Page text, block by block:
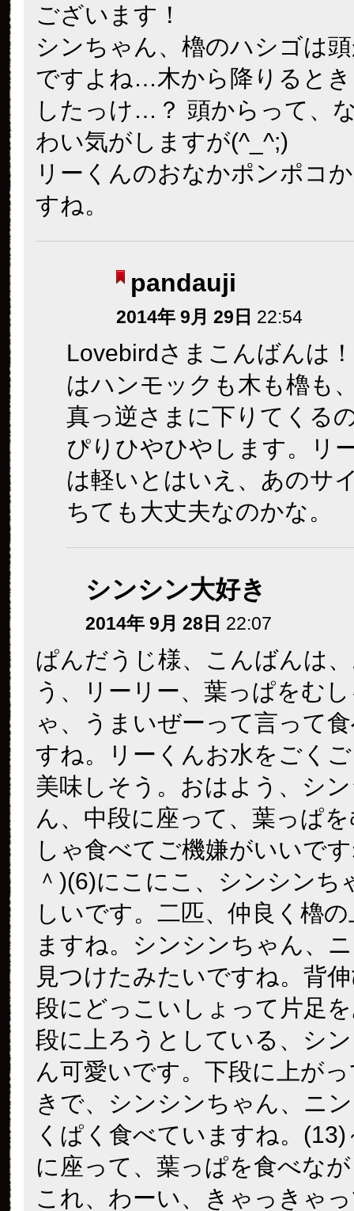
ございます！
シンちゃん、櫓のハシゴは
ですよね…木から降りると
したっけ…？ 頭からって、
わい気がしますが(^_^;)
リーくんのおなかポンポコ
すね。
pandauji
2014年 9月 29日 22:54
Lovebirdさまこんばんは
はハンモックも木も櫓も
真っ逆さまに下りてくる
ぴりひやひやします。リ
は軽いとはいえ、あのサ
ちても大丈夫なのかな。
シンシン大好き
2014年 9月 28日 22:07
ぱんだうじ様、こんばんは
う、リーリー、葉っぱをむ
ゃ、うまいぜーって言って
すね。リーくんお水をごく
美味しそう。おはよう、シ
ん、中段に座って、葉っぱ
しゃ食べてご機嫌がいいで
＾)(6)にこにこ、シンシンち
しいです。二匹、仲良く櫓
ますね。シンシンちゃん、
見つけたみたいですね。背
段にどっこいしょって片足
段に上ろうとしている、シ
ん可愛いです。下段に上が
きで、シンシンちゃん、ニ
くぱく食べていますね。(13)
に座って、葉っぱを食べな
これ、わーい、きゃっきゃ